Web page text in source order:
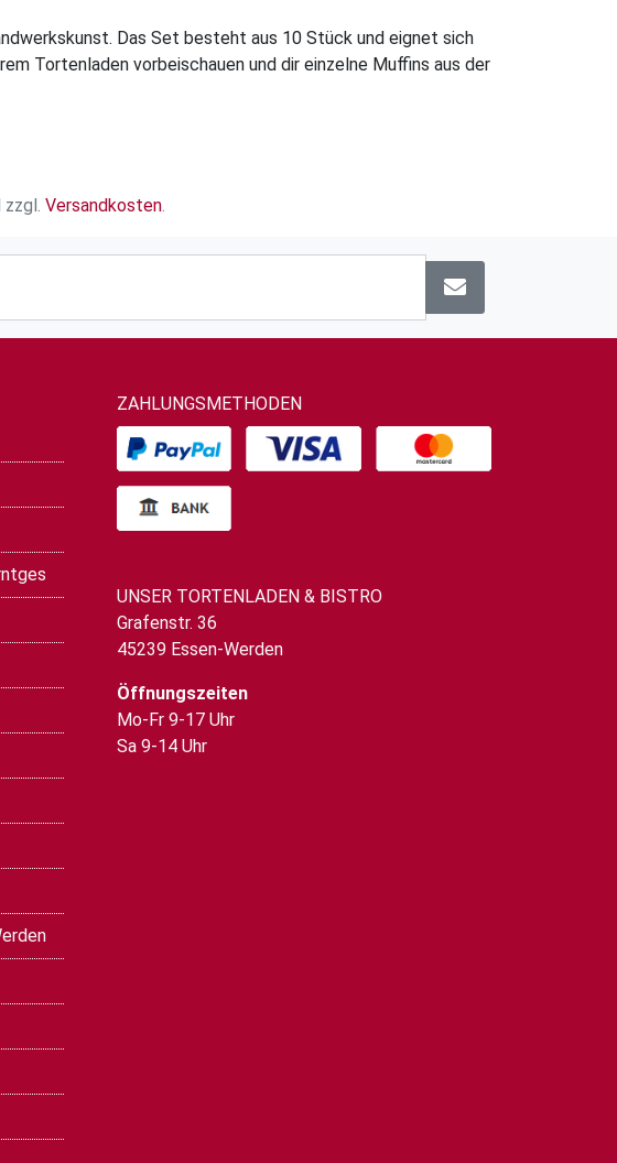
Das Set besteht aus 10 Stück und eignet sich
Tortenladen vorbeischauen und dir einzelne Muffins aus der
Versandkosten
ZAHLUNGSMETHODEN
UNSER TORTENLADEN & BISTRO
Grafenstr. 36
45239 Essen-Werden
Öffnungszeiten
Mo-Fr 9-17 Uhr
Sa 9-14 Uhr